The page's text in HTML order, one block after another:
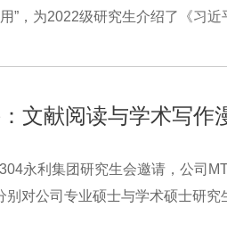
”，为2022级研究生介绍了《习
文献阅读与学术写作
永利集团研究生会邀请，公司
对公司专业硕士与学术硕士研